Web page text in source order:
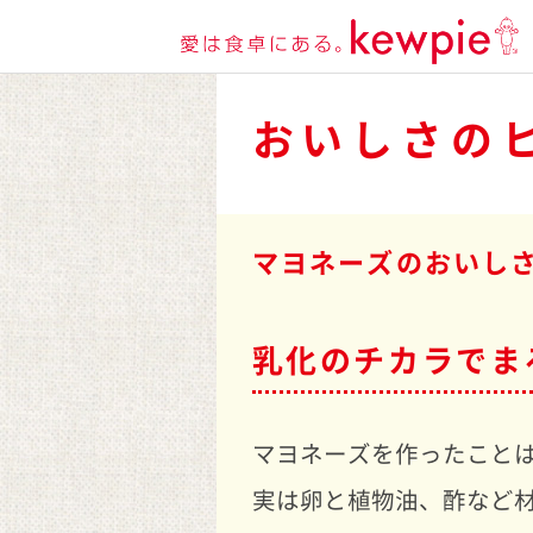
おいしさの
マヨネーズのおいし
乳化のチカラで
マヨネーズを作ったこと
実は卵と植物油、酢など